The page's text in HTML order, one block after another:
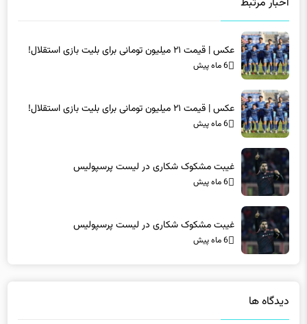
عکس | قیمت ۲۱ میلیون تومانی برای بلیت بازی استقلال!
6 ماه پیش
عکس | قیمت ۲۱ میلیون تومانی برای بلیت بازی استقلال!
6 ماه پیش
غیبت مشکوک شکاری در لیست پرسپولیس
6 ماه پیش
غیبت مشکوک شکاری در لیست پرسپولیس
6 ماه پیش
دیدگاه ها